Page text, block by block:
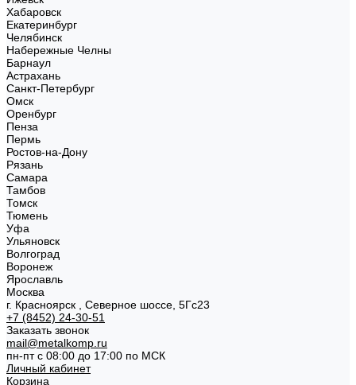
Хабаровск
Екатеринбург
Челябинск
Набережные Челны
Барнаул
Астрахань
Санкт-Петербург
Омск
Оренбург
Пенза
Пермь
Ростов-на-Дону
Рязань
Самара
Тамбов
Томск
Тюмень
Уфа
Ульяновск
Волгоград
Воронеж
Ярославль
Москва
г. Красноярск , Северное шоссе, 5Гс23
+7 (8452) 24-30-51
Заказать звонок
mail@metalkomp.ru
пн-пт с 08:00 до 17:00 по МСК
Личный кабинет
Корзина